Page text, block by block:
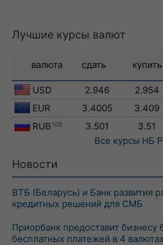
Лучшие курсы валют
валюта сдать купить
USD 2.946 2.954
EUR
3.4005 3.409
RUB 100 3.501 3.51
Все курсы НБ
Новости
ВТБ (Беларусь) и Банк развития
кредитных решений для СМБ
Приорбанк предоставит бизнесу
бесплатных платежей в 4 валютах